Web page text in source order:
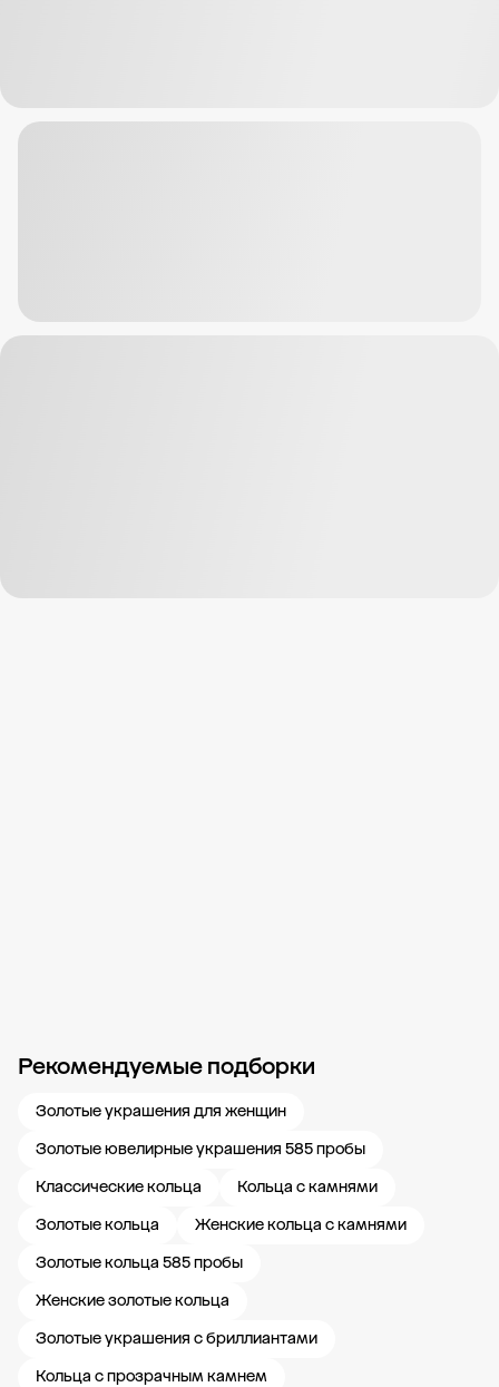
Рекомендуемые подборки
Золотые украшения для женщин
Золотые ювелирные украшения 585 пробы
Классические кольца
Кольца с камнями
Золотые кольца
Женские кольца с камнями
Золотые кольца 585 пробы
Женские золотые кольца
Золотые украшения с бриллиантами
Кольца с прозрачным камнем
Новости компании Журнал ЗОЛОТОЙ Блог